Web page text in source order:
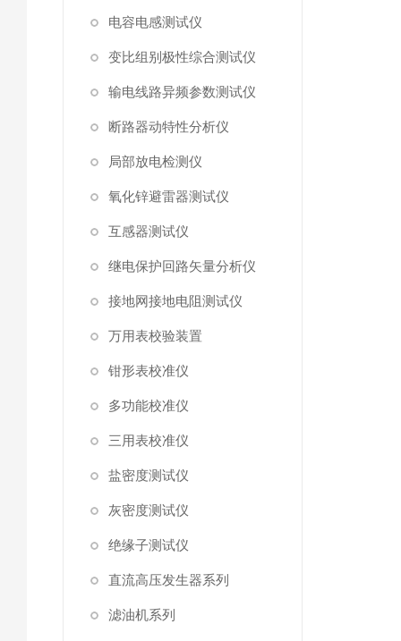
电容电感测试仪
变比组别极性综合测试仪
输电线路异频参数测试仪
断路器动特性分析仪
局部放电检测仪
氧化锌避雷器测试仪
互感器测试仪
继电保护回路矢量分析仪
接地网接地电阻测试仪
万用表校验装置
钳形表校准仪
多功能校准仪
三用表校准仪
盐密度测试仪
灰密度测试仪
绝缘子测试仪
直流高压发生器系列
滤油机系列